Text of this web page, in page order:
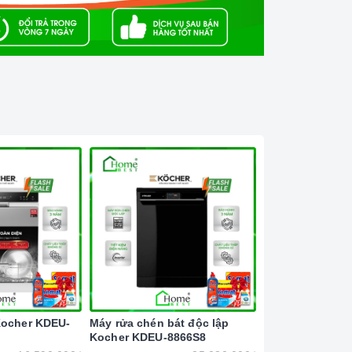
KDEU-
Máy rửa chén bát độc lập
Kocher KDEU-8866S8